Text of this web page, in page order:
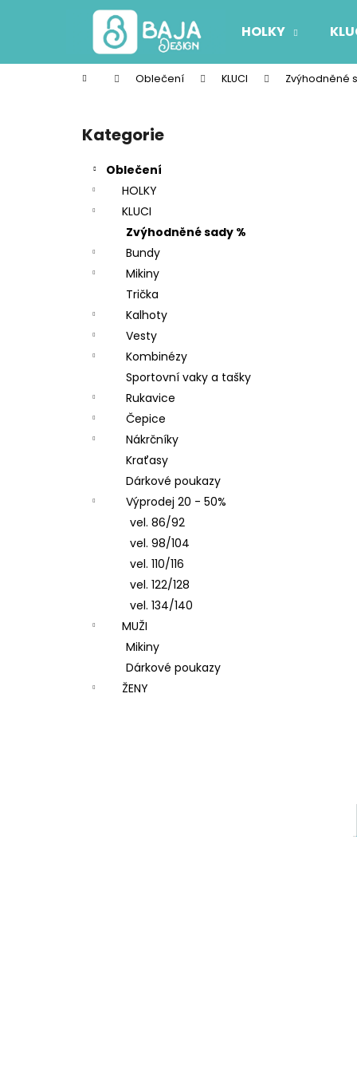
HOLKY
Domů Oblečení KLUCI Zvýhodněné
Přeskočit
kategorie
Kategorie
Oblečení
HOLKY
KLUCI
Zvýhodněné sady %
Bundy
Mikiny
Trička
Kalhoty
Vesty
Kombinézy
Sportovní vaky a tašky
Rukavice
Čepice
Nákrčníky
Kraťasy
Dárkové poukazy
Výprodej 20 - 50%
vel. 86/92
vel. 98/104
vel. 110/116
vel. 122/128
vel. 134/140
MUŽI
Mikiny
Dárkové poukazy
ŽENY
í
do
do
ČEPICE S OHRNUTÝM LEMEM, KOŇAK
290 Kč